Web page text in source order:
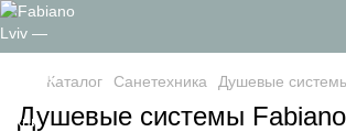
Каталог Санетехника Душевые
Душевые системы